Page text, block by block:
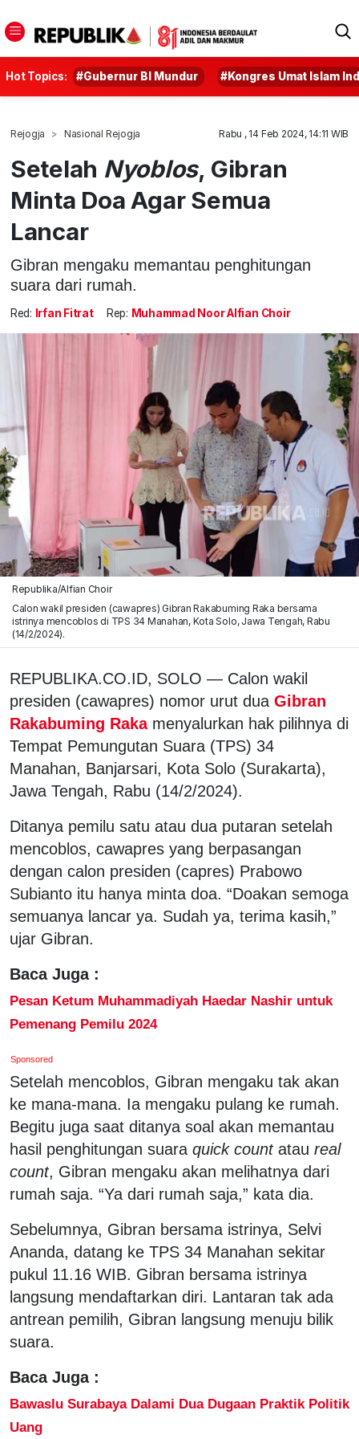
Hot Topics: #Gubernur BI Mundur #Kongres Umat Islam
Rejogja Nasional Rejogja Rabu , 14 Feb 2024, 14:11 WIB
Setelah Nyoblos, Gibran
Minta Doa Agar Semua
Lancar
Gibran mengaku memantau penghitungan
suara dari rumah.
Red: Irfan Fitrat Rep: Muhammad Noor Alfian Choir
Republika/Alfian Choir
Calon wakil presiden (cawapres) Gibran Rakabuming Raka bersama
istrinya mencoblos di TPS 34 Manahan, Kota Solo, Jawa Tengah, Rabu
(14/2/2024).
REPUBLIKA.CO.ID, SOLO — Calon wakil
presiden (cawapres) nomor urut dua Gibran
Rakabuming Raka menyalurkan hak pilihnya di
Tempat Pemungutan Suara (TPS) 34
Manahan, Banjarsari, Kota Solo (Surakarta),
Jawa Tengah, Rabu (14/2/2024).
Ditanya pemilu satu atau dua putaran setelah
mencoblos, cawapres yang berpasangan
dengan calon presiden (capres) Prabowo
Subianto itu hanya minta doa. “Doakan semoga
semuanya lancar ya. Sudah ya, terima kasih,”
ujar Gibran.
Baca Juga :
Pesan Ketum Muhammadiyah Haedar Nashir untuk
Pemenang Pemilu 2024
Sponsored
Setelah mencoblos, Gibran mengaku tak akan
ke mana-mana. Ia mengaku pulang ke rumah.
Begitu juga saat ditanya soal akan memantau
hasil penghitungan suara quick count atau real
count, Gibran mengaku akan melihatnya dari
rumah saja. “Ya dari rumah saja,” kata dia.
Sebelumnya, Gibran bersama istrinya, Selvi
Ananda, datang ke TPS 34 Manahan sekitar
pukul 11.16 WIB. Gibran bersama istrinya
langsung mendaftarkan diri. Lantaran tak ada
antrean pemilih, Gibran langsung menuju bilik
suara.
Baca Juga :
Bawaslu Surabaya Dalami Dua Dugaan Praktik Politik
Uang